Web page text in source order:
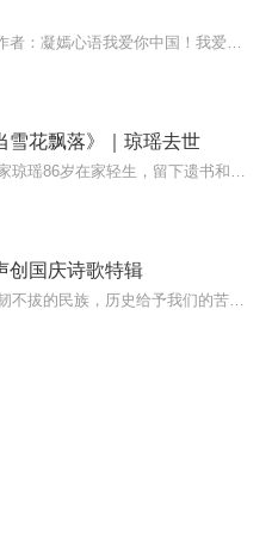
雪花飘落》｜琼瑶去世
创国庆诗歌特辑